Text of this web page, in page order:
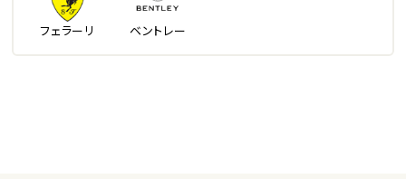
フェラーリ ベントレー